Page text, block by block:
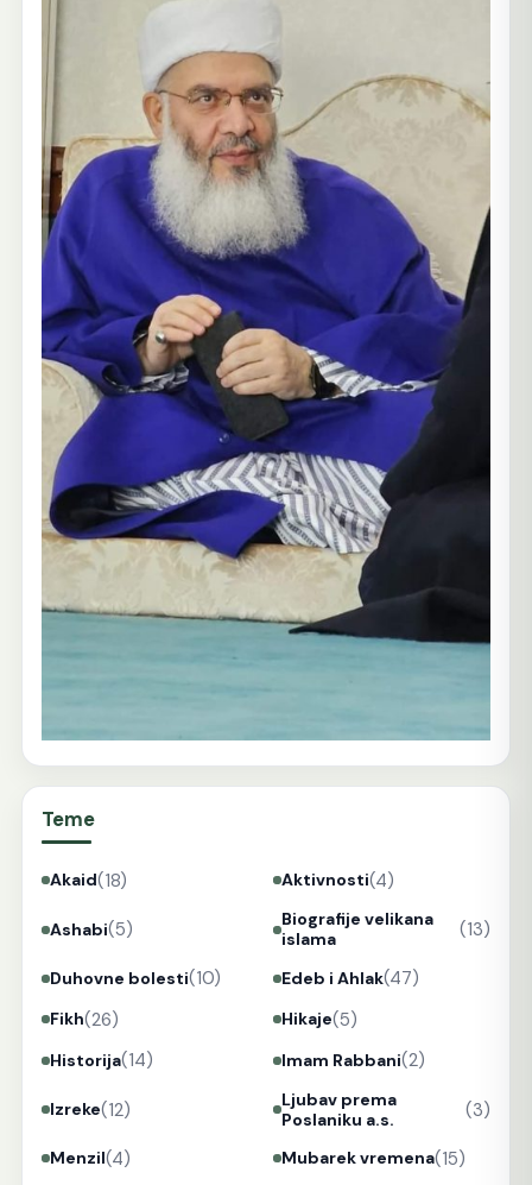
Teme
Akaid(18) Aktivnosti(4)
Ashabi(5)
Biografije velikana
islama
(13)
Duhovne bolesti(10) Edeb i Ahlak(47)
Fikh(26) Hikaje(5)
Historija(14) Imam Rabbani(2)
Izreke(12)
Ljubav prema
Poslaniku a.s.
(3)
Menzil(4) Mubarek vremena(15)